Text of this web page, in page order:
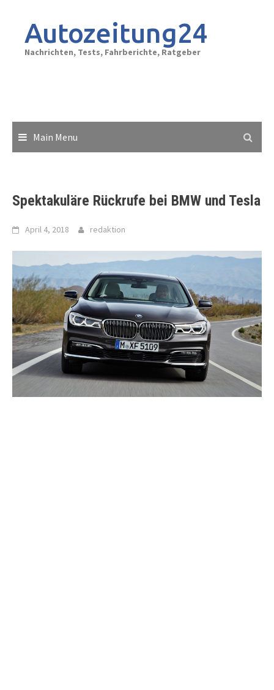
contentAutozeitung24
Nachrichten, Tests, Fahrberichte, Ratgeber
Main Menu
Spektakuläre Rückrufe bei BMW und Tesla
April 4, 2018 redaktion